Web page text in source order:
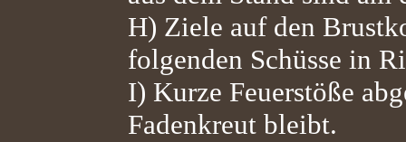
H) Ziele auf den
folgenden Schüsse in
I) Kurze Feuerstöße
Fadenkreut bleibt.